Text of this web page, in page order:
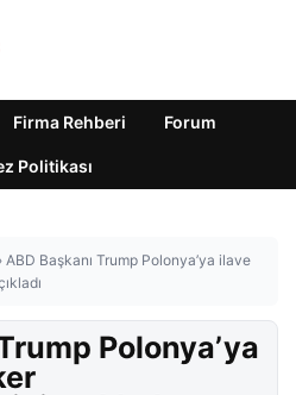
Firma Rehberi Forum
Politikası
› ABD Başkanı Trump Polonya’ya ilave
Polonya’ya